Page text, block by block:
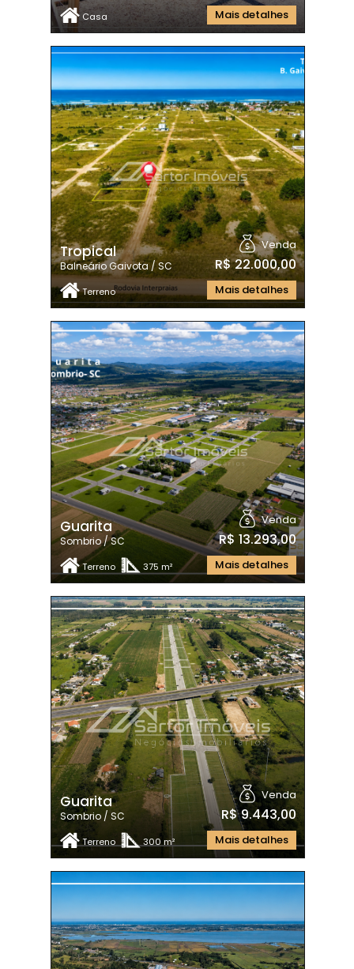
Casa Mais detalhes
Tropical
Balneário Gaivota / SC
Terreno
Venda
R$ 22.000,00
Mais detalhes
Guarita
Sombrio / SC
Terreno 375 m²
Venda
R$ 13.293,00
Mais detalhes
Guarita
Sombrio / SC
Terreno 300 m²
Venda
R$ 9.443,00
Mais detalhes